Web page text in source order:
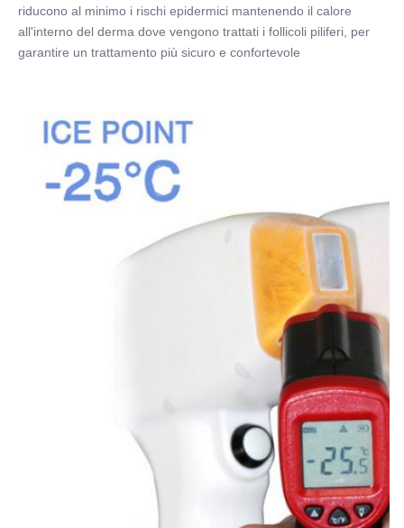
riducono al minimo i rischi epidermici mantenendo il calore
all'interno del derma dove vengono trattati i follicoli piliferi, per
garantire un trattamento più sicuro e confortevole